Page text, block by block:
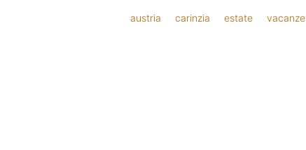
austria carinzia estate vacanze